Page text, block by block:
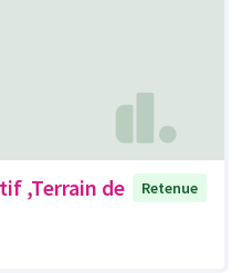
,Terrain de
Retenue